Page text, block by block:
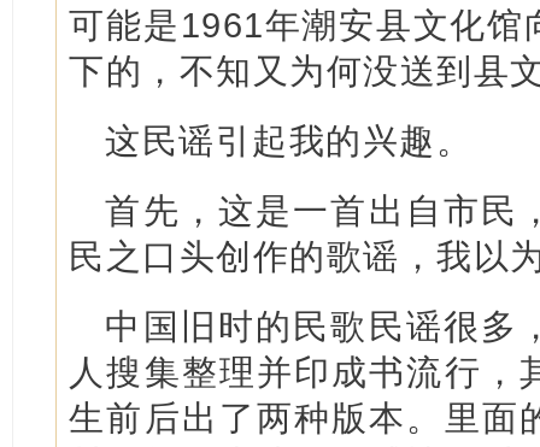
可能是1961年潮安县文化馆
下的，不知又为何没送到县
这民谣引起我的兴趣。
首先，这是一首出自市民
民之口头创作的歌谣，我以
中国旧时的民歌民谣很多
人搜集整理并印成书流行，
生前后出了两种版本。里面